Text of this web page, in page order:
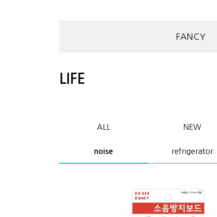
FANCY
LIFE
ALL NEW
noise refrigerator